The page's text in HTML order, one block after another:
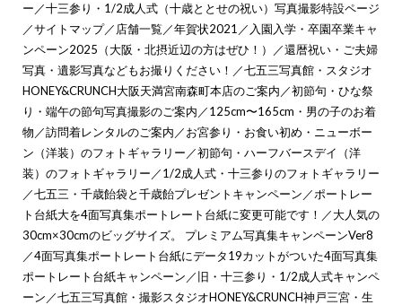
ー ／十三参り・1/2成人式（十歳ととせの祝い）写真撮影特設ページ
／サイトマップ／ 店舗一覧 ／年賀状2021 ／ 入園入学・卒園卒業キャ
ンペーン2025（大阪・北摂近辺の方はぜひ！）
／還暦祝い・ご夫婦
写真・遺影写真などもお撮りください！ ／七五三写真館・スタジオ
HONEY&CRUNCH大阪天満宮南森町本店のご案内 ／初節句・ひな祭
り・端午の節句写真撮影のご案内 ／125cm〜165cm・男の子のお着
物 ／訪問着レンタルのご案内 ／お宮参り・お食い初め・ニューボー
ン（洋装）のフォトギャラリー ／初節句・ハーフバースデイ（洋
装）のフォトギャラリー ／1/2成人式・十三参りのフォトギャラリー
／七五三・千歳飴袋と千歳飴プレゼントキャンペーン ／ポートレー
ト台紙大を4面写真集ポートレート台紙に変更可能です！ ／大人気の
30cm×30cmのビッグサイズ。 プレミアム写真集キャンペーンVer8
／4面写真集ポートレート台紙にデータ19カットがついた4面写真集
ポートレート台紙キャンペーン ／旧・十三参り・1/2成人式キャンペ
ーン ／七五三写真館・撮影スタジオHONEY&CRUNCH神戸三宮・生